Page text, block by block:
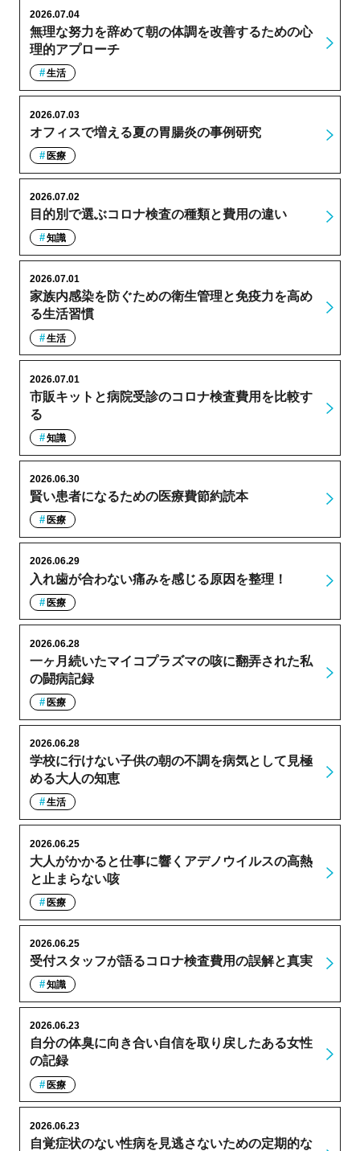
無理な努力を辞めて朝の体調を改善するための心
理的アプローチ
2026.07.04
生活
オフィスで増える夏の胃腸炎の事例研究
2026.07.03
医療
目的別で選ぶコロナ検査の種類と費用の違い
2026.07.02
知識
家族内感染を防ぐための衛生管理と免疫力を高め
る生活習慣
2026.07.01
生活
市販キットと病院受診のコロナ検査費用を比較す
る
2026.07.01
知識
賢い患者になるための医療費節約読本
2026.06.30
医療
入れ歯が合わない痛みを感じる原因を整理！
2026.06.29
医療
一ヶ月続いたマイコプラズマの咳に翻弄された私
の闘病記録
2026.06.28
医療
学校に行けない子供の朝の不調を病気として見極
める大人の知恵
2026.06.28
生活
大人がかかると仕事に響くアデノウイルスの高熱
と止まらない咳
2026.06.25
医療
受付スタッフが語るコロナ検査費用の誤解と真実
2026.06.25
知識
自分の体臭に向き合い自信を取り戻したある女性
の記録
2026.06.23
医療
自覚症状のない性病を見逃さないための定期的な
2026.06.23